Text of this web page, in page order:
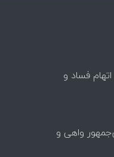
فساد و
واهی و